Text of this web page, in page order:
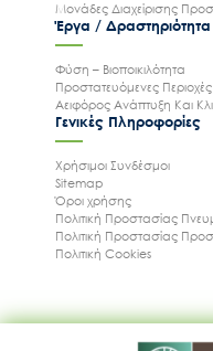
Μονάδες Διαχείρισης
Έργα / Δραστηριότητα
Φύση – Βιοποικιλότητα
Προστατευόμενες Περιοχές
Αειφόρος Ανάπτυξη Και
Γενικές Πληροφορίες
Χρήσιμοι Συνδέσμοι
Sitemap
Όροι χρήσης
Πολιτική Προστασίας
Πολιτική Προστασίας
Πολιτική Cookies